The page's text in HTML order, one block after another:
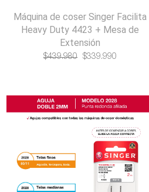
Máquina de coser Singer Facilita
Heavy Duty 4423 + Mesa de
Extensión
$439.980
El
era:
$439.980.
$339.990
es:
$339.990.